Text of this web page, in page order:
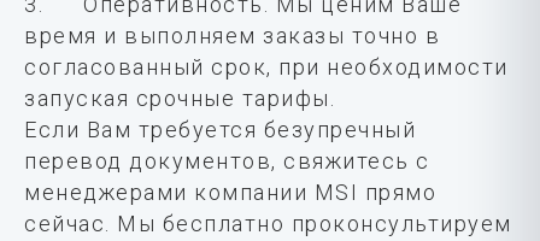
время и выполняем заказы точно в
согласованный срок, при необходимости
запуская срочные тарифы.
Если Вам требуется безупречный
перевод документов, свяжитесь с
менеджерами компании MSI прямо
сейчас. Мы бесплатно проконсультируем